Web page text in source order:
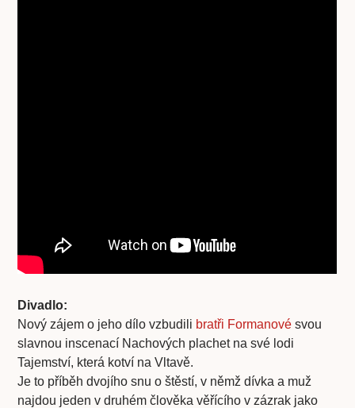
Divadlo:
Nový zájem o jeho dílo vzbudili bratři Formanové svou
slavnou inscenací Nachových plachet na své lodi
Tajemství, která kotví na Vltavě.
Je to příběh dvojího snu o štěstí, v němž dívka a muž
najdou jeden v druhém člověka věřícího v zázrak jako